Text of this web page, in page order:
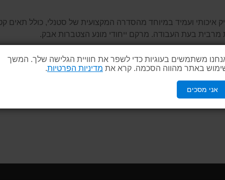
משתמשים בעוגיות כדי לשפר את חוויית הגלישה שלך. המשך
באתר מהווה הסכמה. קרא את מדיניות הפרטיות.
אני מסכים
איכותי ועמיד במיוחד מהסדרה המקצועית של סטנלי, כולל
מרבית בעת העבודה. מרקם ייחודי מונע הצטברות אבק.
הפנימיים .